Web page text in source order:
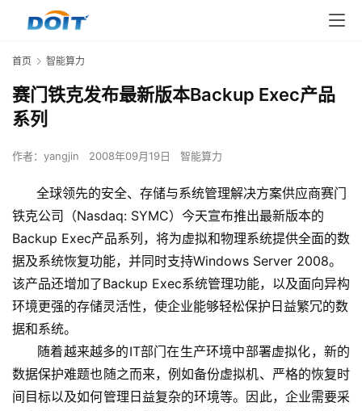
首页 智能算力
赛门铁克发布最新版本Backup Exec产品
系列
作者： yangjin 2008年09月19日 智能算力
全球领先的安全、存储与系统管理解决方案供应商赛门
铁克公司（Nasdaq: SYMC）今天宣布推出最新版本的
Backup Exec产品系列，将为虚拟和物理系统提供全面的数
据及系统恢复功能，并同时支持Windows Server 2008。
该产品还增加了Backup Exec系统管理功能，以及面向异构
环境更强的存储灵活性，使企业能够轻松保护日益繁冗的数
据和系统。
随着越来越多的IT部门在生产环境中部署虚拟化，新的
数据保护难题也随之而来，例如备份虚拟机、严格的恢复时
间目标以及如何管理日益复杂的环境等。因此，企业需要采